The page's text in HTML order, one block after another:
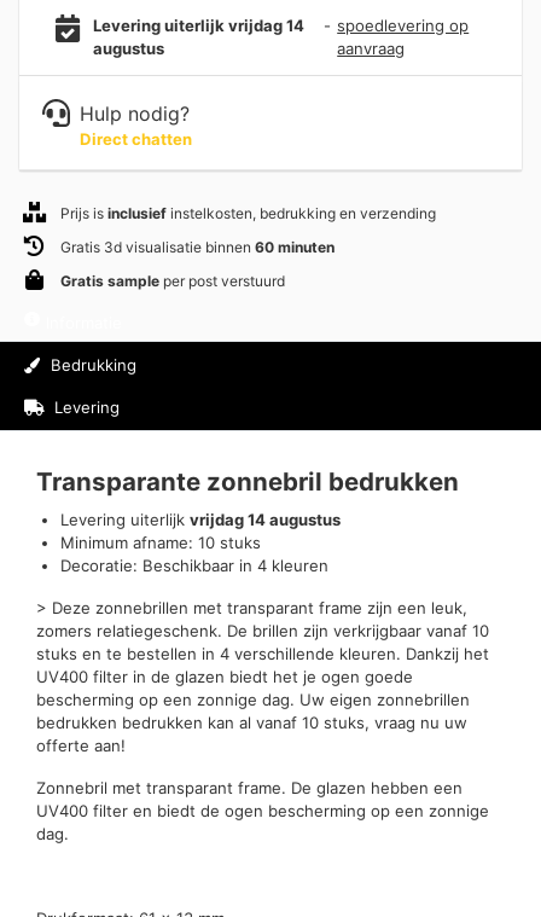
Levering uiterlijk vrijdag 14
augustus
- spoedlevering op
aanvraag
Hulp nodig?
Direct chatten
Prijs is inclusief instelkosten, bedrukking en verzending
Gratis 3d visualisatie binnen 60 minuten
Gratis sample per post verstuurd
Bedrukking
Levering
Transparante zonnebril bedrukken
Levering uiterlijk vrijdag 14 augustus
Minimum afname: 10 stuks
Decoratie: Beschikbaar in 4 kleuren
> Deze zonnebrillen met transparant frame zijn een leuk,
zomers relatiegeschenk. De brillen zijn verkrijgbaar vanaf 10
stuks en te bestellen in 4 verschillende kleuren. Dankzij het
UV400 filter in de glazen biedt het je ogen goede
bescherming op een zonnige dag. Uw eigen zonnebrillen
bedrukken bedrukken kan al vanaf 10 stuks, vraag nu uw
offerte aan!
Zonnebril met transparant frame. De glazen hebben een
UV400 filter en biedt de ogen bescherming op een zonnige
dag.